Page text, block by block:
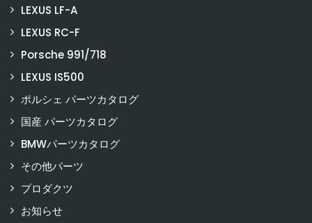
LEXUS LF-A
LEXUS RC-F
Porsche 991/718
LEXUS IS500
ポルシェ パーツカタログ
国産 パーツカタログ
BMWパーツカタログ
その他パーツ
プロダクツ
お知らせ